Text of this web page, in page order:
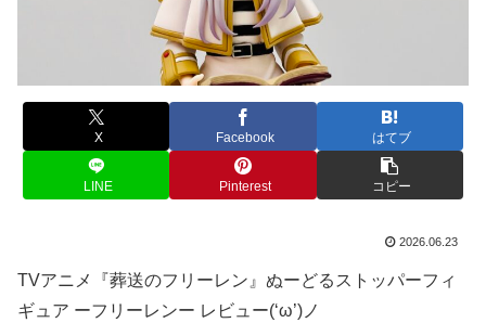
X Facebook はてブ
LINE Pinterest コピー
2026.06.23
TVアニメ『葬送のフリーレン』ぬーどるストッパーフィ
ギュア ーフリーレンー レビュー(‘ω’)ノ